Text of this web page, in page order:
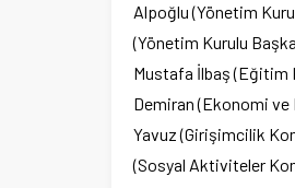
Alpoğlu (Yönetim
(Yönetim Kurulu
Mustafa İlbaş (Eğitim
Demiran (Ekonomi ve
Yavuz (Girişimcilik
(Sosyal Aktiviteler